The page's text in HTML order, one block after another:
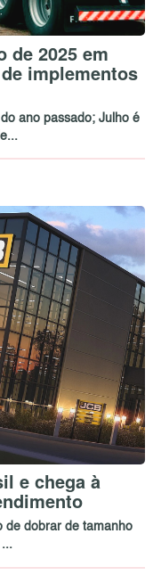
de 2025 em
implementos
ano passado; Julho é
e chega à
de dobrar de tamanho